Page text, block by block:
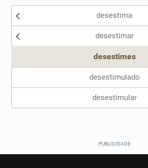
Dicionário
Nenhum dos sinônimos apresentados
desestima
desestimar
desestimes
desestimulado
desestimular